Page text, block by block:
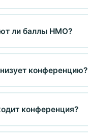
ли баллы НМО?
конференцию?
конференция?